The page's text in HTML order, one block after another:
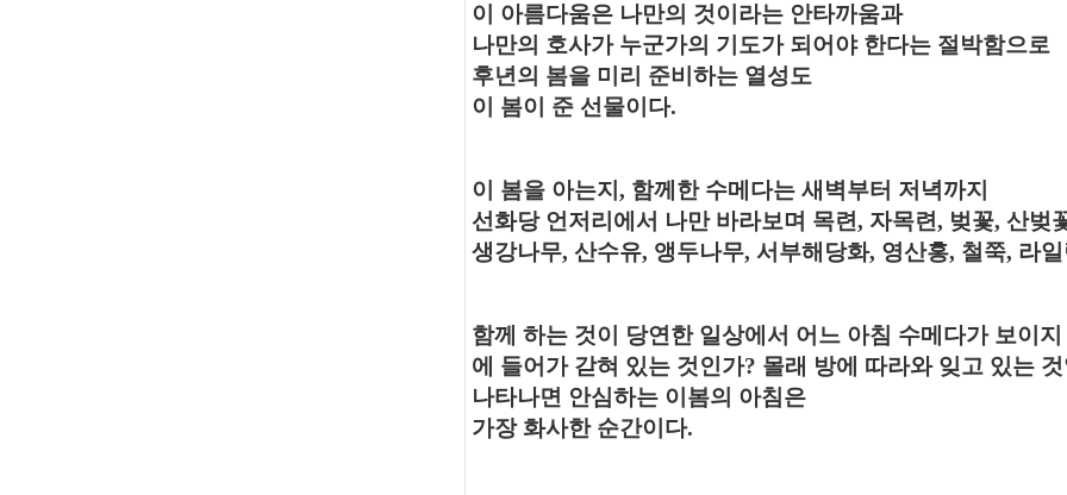
이 아름다움은 나만의 것이라는 안타까움과
나만의 호사가 누군가의 기도가 되어야 한다는 절박함으로
후년의 봄을 미리 준비하는 열성도
이 봄이 준 선물이다.
이 봄을 아는지 , 함께한 수메다는 새벽부터 저녁까지
선화당 언저리에서 나만 바라보며 목련, 자목련, 벚꽃, 산벚
생강나무, 산수유, 앵두나무, 서부해당화, 영산홍, 철쭉, 라
함께 하는 것이 당연한 일상에서 어느 아침 수메다가 보이
에 들어가 갇혀 있는 것인가? 몰래 방에 따라와 잊고 있는
나타나면 안심하는 이봄의 아침은
가장 화사한 순간이다.